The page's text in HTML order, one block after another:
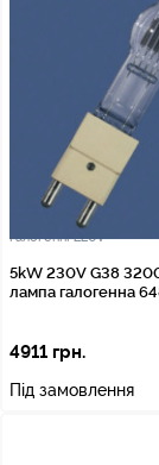
галогенні 220v
5kW 230V G38
лампа галогенна
4911 грн.
Під замовлення